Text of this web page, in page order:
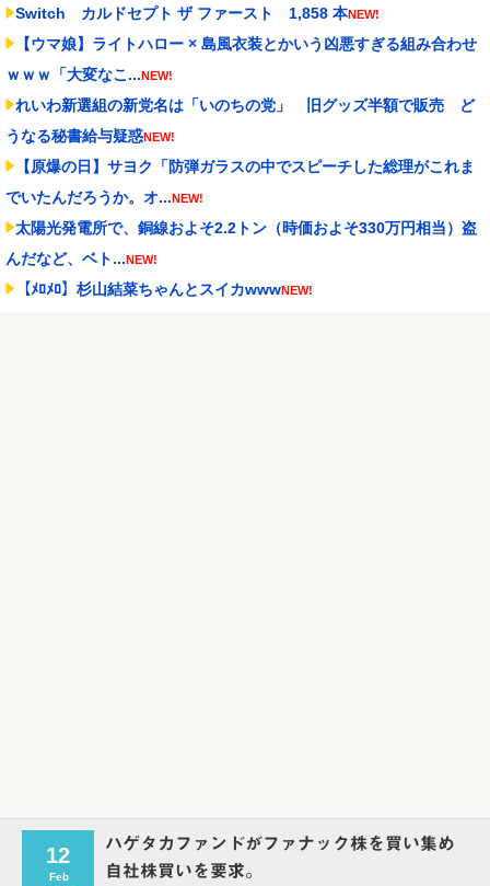
Switch カルドセプト ザ ファースト 1,858 本NEW!
【ウマ娘】ライトハロー × 島風衣装とかいう凶悪すぎる組み合わせ
ｗｗｗ「大変なこ...NEW!
れいわ新選組の新党名は「いのちの党」 旧グッズ半額で販売 ど
うなる秘書給与疑惑NEW!
【原爆の日】サヨク「防弾ガラスの中でスピーチした総理がこれま
でいたんだろうか。オ...NEW!
太陽光発電所で、銅線およそ2.2トン（時価およそ330万円相当）盗
んだなど、ベト...NEW!
【ﾒﾛﾒﾛ】杉山結菜ちゃんとスイカwwwNEW!
12
Feb
ハゲタカファンドがファナック株を買い集め
自社株買いを要求。